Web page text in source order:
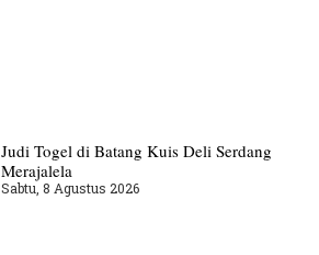
Judi Togel di Batang Kuis Deli Serdang
Merajalela
Sabtu, 8 Agustus 2026